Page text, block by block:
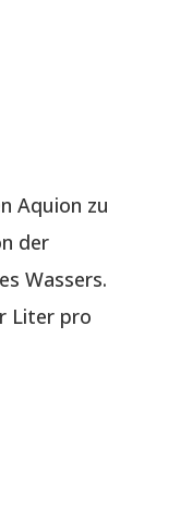
Aquion zu
der
Wassers.
Liter pro